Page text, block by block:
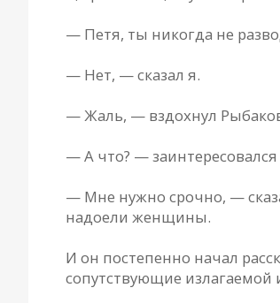
— Петя, ты никогда не
— Нет, — сказал я.
— Жаль, — вздохнул
— А что? —
— Мне нужно срочно, —
надоели женщины.
И он постепенно начал
сопутствующие